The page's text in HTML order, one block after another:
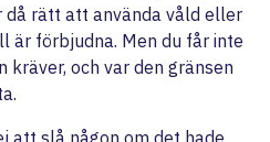
rätt att använda våld eller
är förbjudna. Men du får inte
kräver, och var den gränsen
att slå någon om det hade